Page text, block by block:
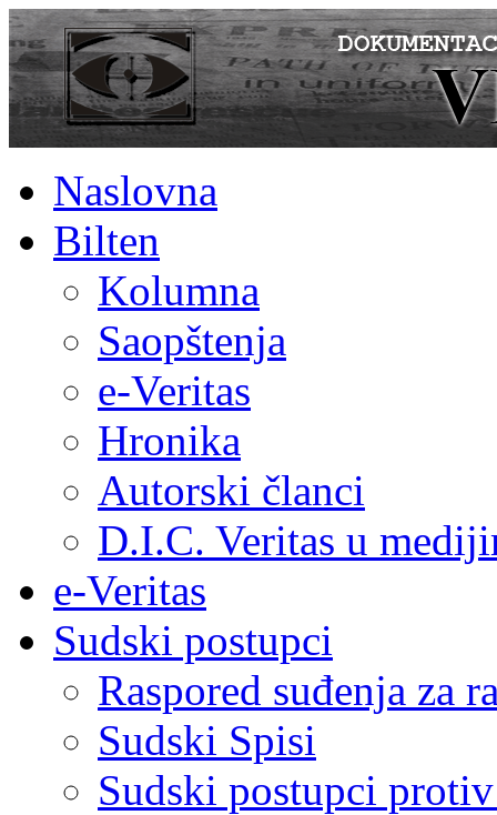
Naslovna
Bilten
Kolumna
Saopštenja
e-Veritas
Hronika
Autorski članci
D.I.C. Veritas u
e-Veritas
Sudski postupci
Raspored suđenja za
Sudski Spisi
Sudski postupci